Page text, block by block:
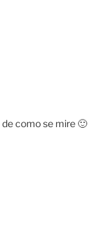
como se mire 🙂